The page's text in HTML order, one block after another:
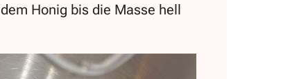
Honig bis die Masse hell